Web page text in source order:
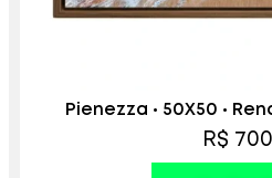
Pienezza • 50X50 •
R$